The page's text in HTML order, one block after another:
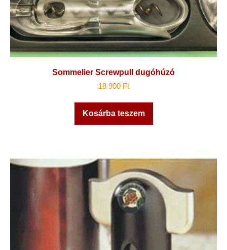
Sommelier Screwpull dugóhúzó
18 900 Ft
Kosárba teszem